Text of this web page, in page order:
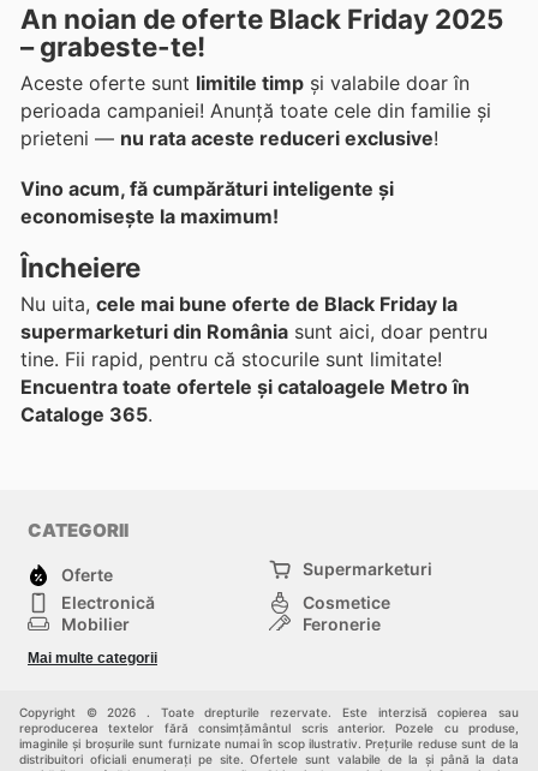
An noian de oferte Black Friday 2025
– grabeste-te!
Aceste oferte sunt limitile timp și valabile doar în
perioada campaniei! Anunță toate cele din familie și
prieteni — nu rata aceste reduceri exclusive!
Vino acum, fă cumpărături inteligente și
economisește la maximum!
Încheiere
Nu uita, cele mai bune oferte de Black Friday la
supermarketuri din România sunt aici, doar pentru
tine. Fii rapid, pentru că stocurile sunt limitate!
Encuentra toate ofertele și cataloagele Metro în
Cataloge 365.
CATEGORII
Oferte
Supermarketuri
Electronică
Cosmetice
Mobilier
Feronerie
Copii
Mai multe categorii
Copyright © 2026 . Toate drepturile rezervate. Este interzisă copierea sau
reproducerea textelor fără consimțământul scris anterior. Pozele cu produse,
imaginile și broșurile sunt furnizate numai în scop ilustrativ. Prețurile reduse sunt de la
distribuitori oficiali enumerați pe site. Ofertele sunt valabile de la și până la data